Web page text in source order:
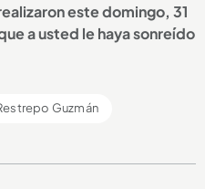
este domingo, 31
a usted le haya sonreído
Guzmán